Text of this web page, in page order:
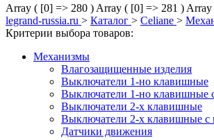
Array ( [0] => 280 ) Array ( [0] => 281 )
legrand-russia.ru > Каталог > Celiane >
Критерии выбора товаров:
Механизмы
Влагозащищенные изделия
Выключатели 1-но клавишные
Выключатели 1-но клавишные
Выключатели 2-х клавишные
Выключатели 2-х клавишные с
Датчики движения